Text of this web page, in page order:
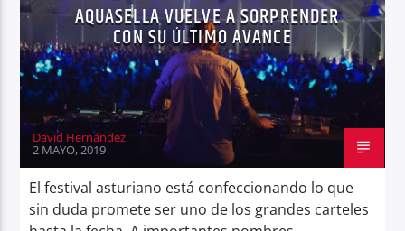
AQUASELLA VUELVE A SORPRENDER
CON SU ÚLTIMO AVANCE
David Hernández
2 MAYO, 2019
El festival asturiano está confeccionando lo que
sin duda promete ser uno de los grandes carteles